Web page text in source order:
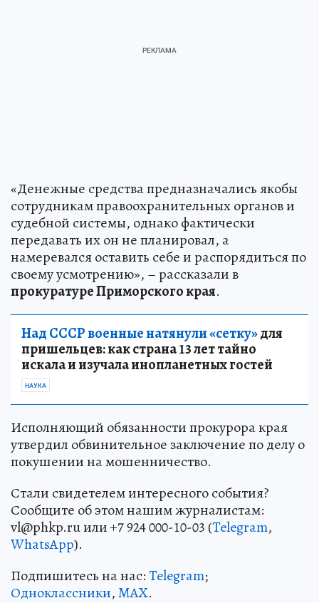
«Денежные средства предназначались якобы
сотрудникам правоохранительных органов и
судебной системы, однако фактически
передавать их он не планировал, а
намеревался оставить себе и распорядиться по
своему усмотрению», – рассказали в
прокуратуре Приморского края.
Над СССР военные натянули «сетку»для
пришельцев: как страна 13 лет тайно
искала и изучала инопланетных гостей
НАУКА
Исполняющий обязанности прокурора края
утвердил обвинительное заключение по делу о
покушении на мошенничество.
Стали свидетелем интересного события?
Сообщите об этом нашим журналистам:
vl@phkp.ru или +7 924 000-10-03 (Telegram,
WhatsApp).
Подпишитесь на нас:Telegram;
Одноклассники,MAX.